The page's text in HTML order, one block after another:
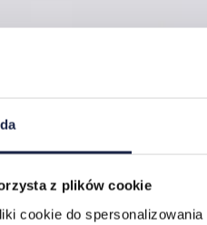
z plików cookie
cookie do